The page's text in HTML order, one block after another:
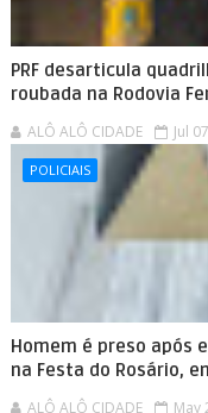
PRF desarticula
roubada na Rodovia
ALÔ ALÔ CIDADE Jul
POLICIAIS
Homem é preso após
na Festa do Rosário,
ALÔ ALÔ CIDADE May